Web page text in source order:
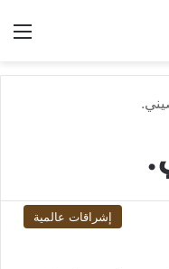
إشراقات عالمية